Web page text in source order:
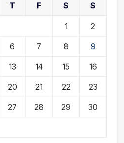
T F S S
1 2
6 7 8 9
13 14 15 16
20 21 22 23
27 28 29 30